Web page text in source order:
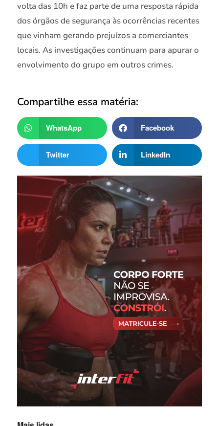
volta das 10h e faz parte de uma resposta rápida
dos órgãos de segurança às ocorrências recentes
que vinham gerando prejuízos a comerciantes
locais. As investigações continuam para apurar o
envolvimento do grupo em outros crimes.
Compartilhe essa matéria:
WhatsApp Facebook
Twitter LinkedIn